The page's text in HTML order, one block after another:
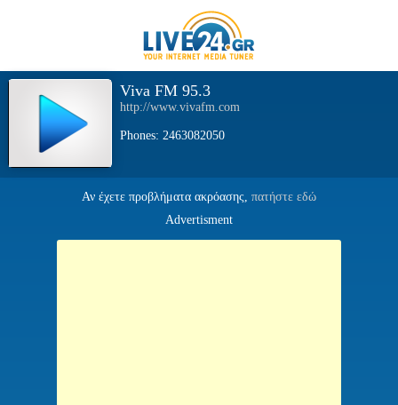
Viva FM 95.3
http://www.vivafm.com
Phones: 2463082050
Αν έχετε προβλήματα ακρόασης, πατήστε εδώ
Advertisment